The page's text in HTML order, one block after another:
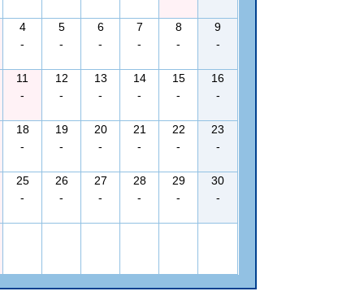
4
-
5
-
6
-
7
-
8
-
9
-
11
-
12
-
13
-
14
-
15
-
16
-
18
-
19
-
20
-
21
-
22
-
23
-
25
-
26
-
27
-
28
-
29
-
30
-